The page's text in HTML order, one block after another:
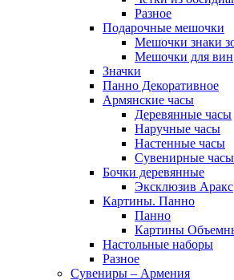
Разное
Подарочные мешочки
Мешочки знаки
Мешочки для вин
Значки
Панно Декоративное
Армянские часы
Деревянные часы
Наручные часы
Настенные часы
Сувенирные часы
Бочки деревянные
Эксклюзив Аракс
Картины. Панно
Панно
Картины
Настольные наборы
Разное
Сувениры – Армения